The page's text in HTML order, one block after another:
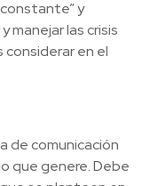
y
manejar las crisis
considerar en el
de comunicación
que genere. Debe